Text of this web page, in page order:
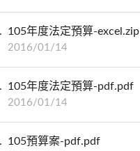
105年度法定預算-excel.zip
2016/01/14
105年度法定預算-pdf.pdf
2016/01/14
105預算案-pdf.pdf